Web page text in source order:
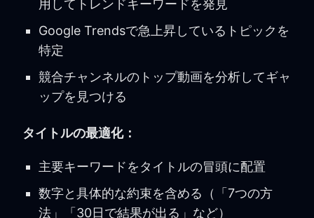
用してトレンドキーワードを発見
Google Trendsで急上昇しているトピックを
特定
競合チャンネルのトップ動画を分析してギャ
ップを見つける
タイトルの最適化：
主要キーワードをタイトルの冒頭に配置
数字と具体的な約束を含める（「7つの方
法」「30日で結果が出る」など）